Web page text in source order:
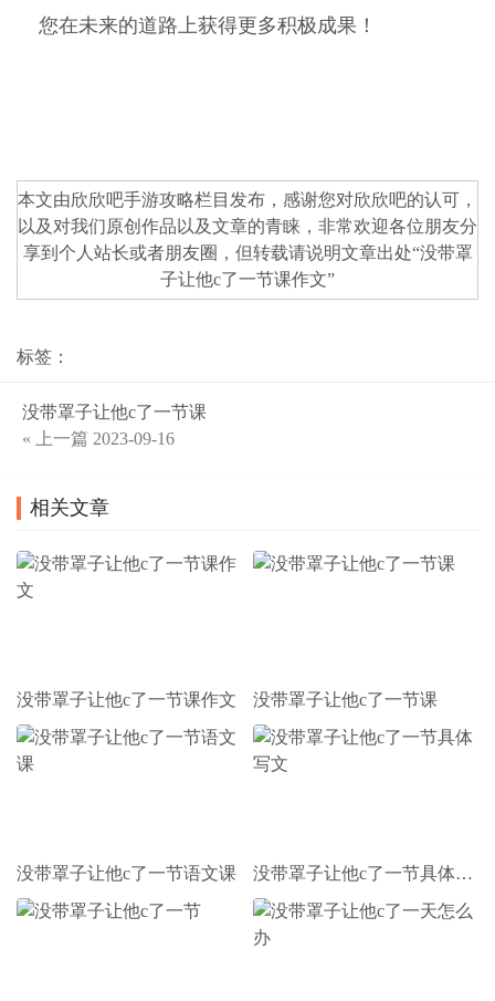
您在未来的道路上获得更多积极成果！
本文由欣欣吧手游攻略栏目发布，感谢您对欣欣吧的认可，
以及对我们原创作品以及文章的青睐，非常欢迎各位朋友分
享到个人站长或者朋友圈，但转载请说明文章出处“没带罩
子让他c了一节课作文”
标签：
没带罩子让他c了一节课
« 上一篇 2023-09-16
相关文章
没带罩子让他c了一节课作文 没带罩子让他c了一节课
没带罩子让他c了一节语文课 没带罩子让他c了一节具体写文